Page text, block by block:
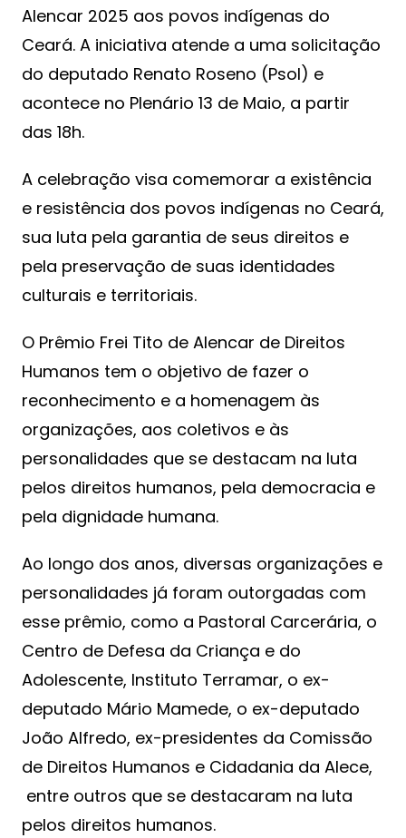
Alencar 2025 aos povos indígenas do
Ceará. A iniciativa atende a uma solicitação
do deputado Renato Roseno (Psol) e
acontece no Plenário 13 de Maio, a partir
das 18h.
A celebração visa comemorar a existência
e resistência dos povos indígenas no Ceará,
sua luta pela garantia de seus direitos e
pela preservação de suas identidades
culturais e territoriais.
O Prêmio Frei Tito de Alencar de Direitos
Humanos tem o objetivo de fazer o
reconhecimento e a homenagem às
organizações, aos coletivos e às
personalidades que se destacam na luta
pelos direitos humanos, pela democracia e
pela dignidade humana.
Ao longo dos anos, diversas organizações e
personalidades já foram outorgadas com
esse prêmio, como a Pastoral Carcerária, o
Centro de Defesa da Criança e do
Adolescente, Instituto Terramar, o ex-
deputado Mário Mamede, o ex-deputado
João Alfredo, ex-presidentes da Comissão
de Direitos Humanos e Cidadania da Alece,
entre outros que se destacaram na luta
pelos direitos humanos.